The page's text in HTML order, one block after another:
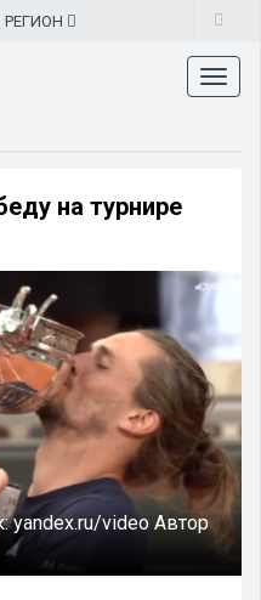
РЕГИОН
на турнире
yandex.ru/video Автор